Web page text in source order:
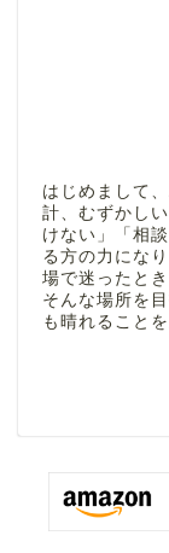
はじめまして
計、むずかし
けない」「相
る方の力にな
場で迷ったと
そんな場所を
も晴れること